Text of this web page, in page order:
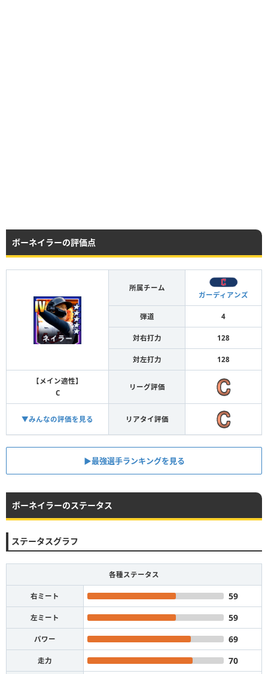
ボーネイラーの評価点
所属チーム
ガーディアンズ
弾道 4
対右打力 128
対左打力 128
【メイン適性】
C
リーグ評価
▼みんなの評価を見る リアタイ評価
▶︎最強選手ランキングを見る
ボーネイラーのステータス
ステータスグラフ
各種ステータス
右ミート 59
左ミート 59
パワー 69
走力 70